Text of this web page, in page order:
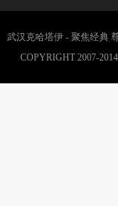
武汉克哈塔伊 - 聚焦经典
COPYRIGHT 2007-